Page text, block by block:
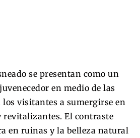
se presentan como un
en medio de las
visitantes a sumergirse en
revitalizantes. El contraste
en ruinas y la belleza natural